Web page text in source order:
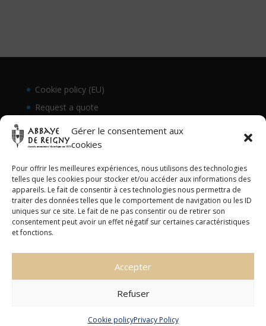
Gérer le consentement aux
cookies
Pour offrir les meilleures expériences, nous utilisons des technologies
telles que les cookies pour stocker et/ou accéder aux informations des
appareils. Le fait de consentir à ces technologies nous permettra de
traiter des données telles que le comportement de navigation ou les ID
uniques sur ce site. Le fait de ne pas consentir ou de retirer son
consentement peut avoir un effet négatif sur certaines caractéristiques
et fonctions.
Accepter
Refuser
Cookie policyPrivacy Policy
Cookie policy (EU)
Request a quote
Abbaye de Reigny © Tous droits réservés - 2023